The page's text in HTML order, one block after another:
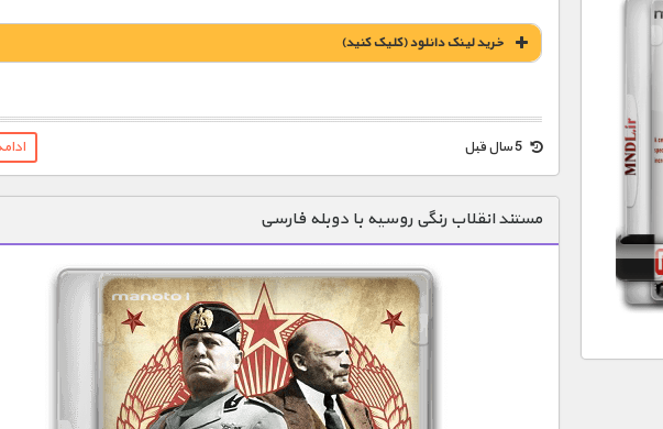
خريد لينک دانلود (کليک کنيد)
1900 تومان – خريد لينک دانلود (افزودن به سبد خريد)
5 سال قبل
مستند انقلاب رنگی روسیه با دوبله فارسی